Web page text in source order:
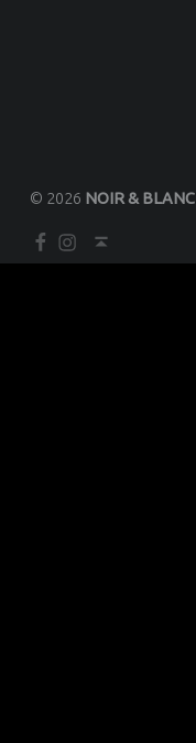
© 2026 NOIR & BLANC
Facebook
Instagram